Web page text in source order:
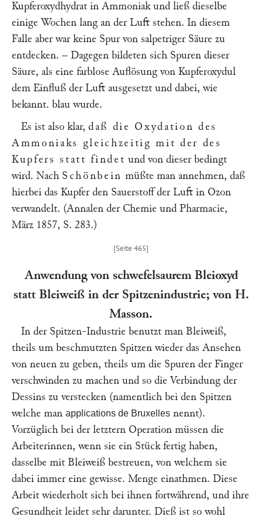
Kupferoxydhydrat in Ammoniak und ließ dieselbe
einige Wochen lang an der Luft stehen. In diesem
Falle aber war keine Spur von salpetriger Säure zu
entdecken. – Dagegen bildeten sich Spuren dieser
Säure, als eine farblose Auflösung von Kupferoxydul
dem Einfluß der Luft ausgesetzt und dabei, wie
bekannt. blau wurde.
Es ist also klar, daß die Oxydation des
Ammoniaks gleichzeitig mit der des
Kupfers statt findet und von dieser bedingt
wird. Nach Schönbein müßte man annehmen, daß
hierbei das Kupfer den Sauerstoff der Luft in Ozon
verwandelt. (Annalen der Chemie und Pharmacie,
März 1857, S. 283.)
Anwendung von schwefelsaurem Bleioxyd
statt Bleiweiß in der Spitzenindustrie; von H.
Masson.
In der Spitzen-Industrie benutzt man Bleiweiß,
theils um beschmutzten Spitzen wieder das Ansehen
von neuen zu geben, theils um die Spuren der Finger
verschwinden zu machen und so die Verbindung der
Dessins zu verstecken (namentlich bei den Spitzen
welche man applications de Bruxelles nennt).
Vorzüglich bei der letztern Operation müssen die
Arbeiterinnen, wenn sie ein Stück fertig haben,
dasselbe mit Bleiweiß bestreuen, von welchem sie
dabei immer eine gewisse. Menge einathmen. Diese
Arbeit wiederholt sich bei ihnen fortwährend, und ihre
Gesundheit leidet sehr darunter. Dieß ist so wohl